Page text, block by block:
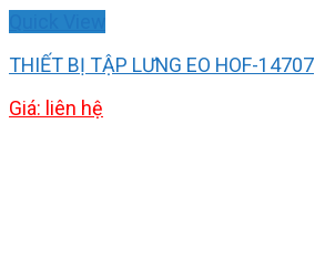
THIẾT BỊ TẬP LƯNG EO HOF-14707
Giá: liên hệ